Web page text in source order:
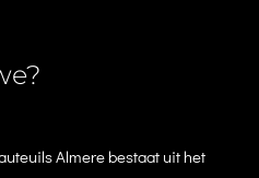
Almere bestaat uit het